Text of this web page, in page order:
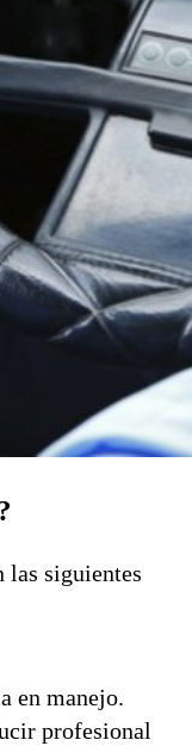
las siguientes
en manejo.
profesional